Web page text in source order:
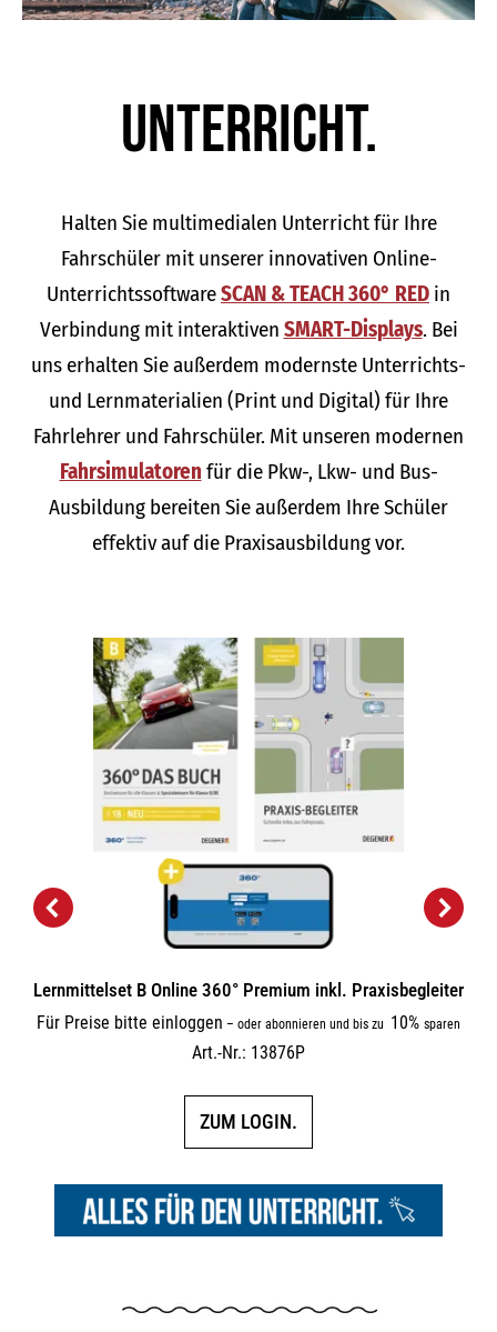
Unter­richt.
Halten Sie multimedialen Unterricht für Ihre
Fahrschüler mit unserer innovativen Online-
UnterrichtssoftwareSCAN & TEACH 360° RED in
Verbindung mit interaktiven SMART-Displays. Bei
uns erhalten Sie außerdem modernste Unterrichts-
und Lernmaterialien (Print und Digital) für Ihre
Fahrlehrer und Fahrschüler. Mit unseren modernen
Fahrsimulatoren für die Pkw-, Lkw- und Bus-
Ausbildung bereiten Sie außerdem Ihre Schüler
effektiv auf die Praxisausbildung vor.
Lernmittelset B Online 360° Premium inkl. Praxisbegleiter
Für Preise bitte einloggen – oder abonnieren und bis zu 10% sparen
Art.-Nr.: 13876P
ZUM LOGIN.